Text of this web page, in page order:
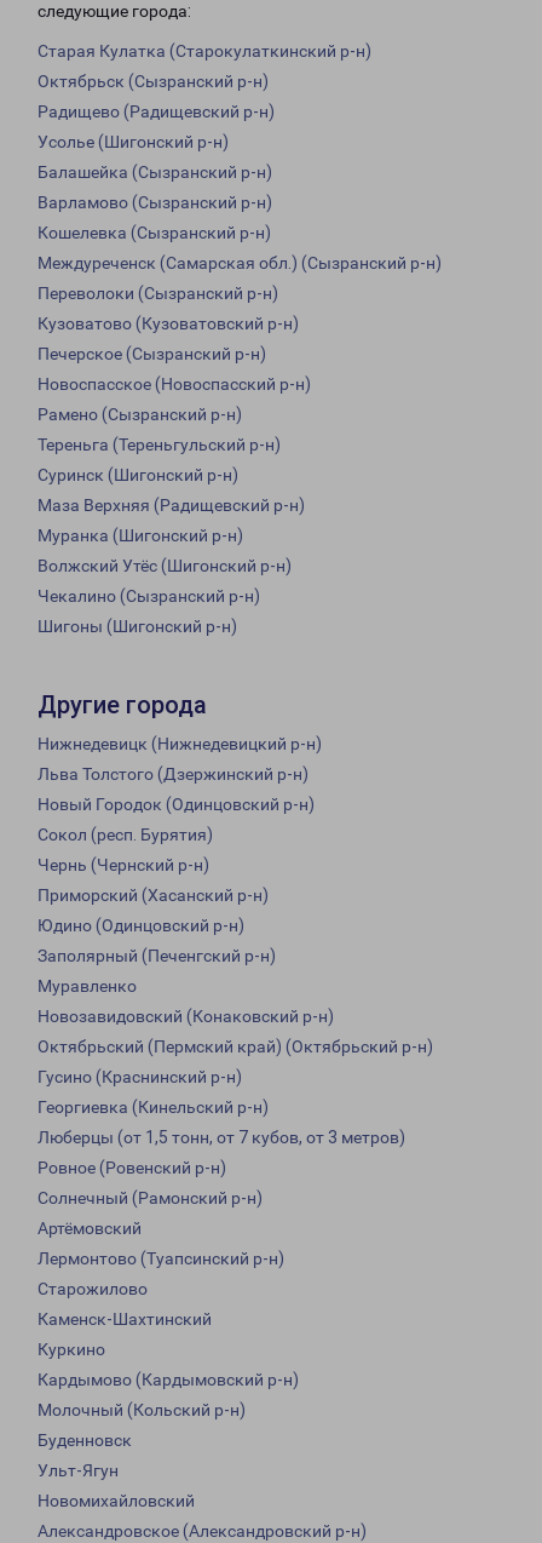
следующие города:
Старая Кулатка (Старокулаткинский р-н)
Октябрьск (Сызранский р-н)
Радищево (Радищевский р-н)
Усолье (Шигонский р-н)
Балашейка (Сызранский р-н)
Варламово (Сызранский р-н)
Кошелевка (Сызранский р-н)
Междуреченск (Самарская обл.) (Сызранский р-н)
Переволоки (Сызранский р-н)
Кузоватово (Кузоватовский р-н)
Печерское (Сызранский р-н)
Новоспасское (Новоспасский р-н)
Рамено (Сызранский р-н)
Тереньга (Тереньгульский р-н)
Суринск (Шигонский р-н)
Маза Верхняя (Радищевский р-н)
Муранка (Шигонский р-н)
Волжский Утёс (Шигонский р-н)
Чекалино (Сызранский р-н)
Шигоны (Шигонский р-н)
Другие города
Нижнедевицк (Нижнедевицкий р-н)
Льва Толстого (Дзержинский р-н)
Новый Городок (Одинцовский р-н)
Сокол (респ. Бурятия)
Чернь (Чернский р-н)
Приморский (Хасанский р-н)
Юдино (Одинцовский р-н)
Заполярный (Печенгский р-н)
Муравленко
Новозавидовский (Конаковский р-н)
Октябрьский (Пермский край) (Октябрьский р-н)
Гусино (Краснинский р-н)
Георгиевка (Кинельский р-н)
Люберцы (от 1,5 тонн, от 7 кубов, от 3 метров)
Ровное (Ровенский р-н)
Солнечный (Рамонский р-н)
Артёмовский
Лермонтово (Туапсинский р-н)
Старожилово
Каменск-Шахтинский
Куркино
Кардымово (Кардымовский р-н)
Молочный (Кольский р-н)
Буденновск
Ульт-Ягун
Новомихайловский
Александровское (Александровский р-н)